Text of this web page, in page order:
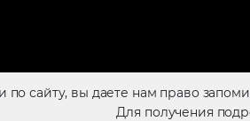
сайту, вы даете нам право
Для получения